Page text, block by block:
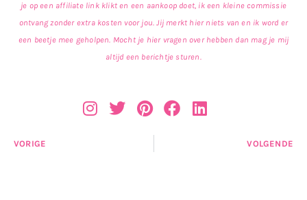
je op een affiliate link klikt en een aankoop doet, ik een kleine commissie
ontvang zonder extra kosten voor jou. Jij merkt hier niets van en ik word er
een beetje mee geholpen. Mocht je hier vragen over hebben dan mag je mij
altijd een berichtje sturen.
VORIGE VOLGENDE